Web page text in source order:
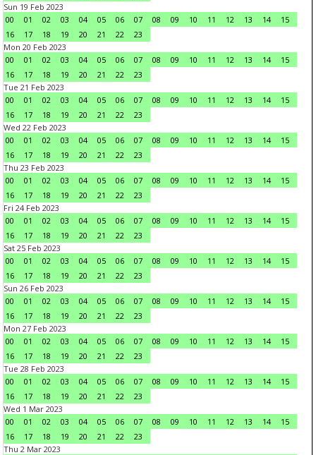
Sun 19 Feb 2023
00
01 02 03 04 05 06 07 08 09 10 11 12 13 14
15
16
17 18 19 20 21 22
23
Mon 20 Feb 2023
00
01 02 03 04 05 06 07 08 09 10 11 12 13 14
15
16
17 18 19 20 21 22
23
Tue 21 Feb 2023
00
01 02 03 04 05 06 07 08 09 10 11 12 13 14
15
16
17 18 19 20 21 22
23
Wed 22 Feb 2023
00
01 02 03 04 05 06 07 08 09 10 11 12 13 14
15
16
17 18 19 20 21 22
23
Thu 23 Feb 2023
00
01 02 03 04 05 06 07 08 09 10 11 12 13 14
15
16
17 18 19 20 21 22
23
Fri 24 Feb 2023
00
01 02 03 04 05 06 07 08 09 10 11 12 13 14
15
16
17 18 19 20 21 22
23
Sat 25 Feb 2023
00
01 02 03 04 05 06 07 08 09 10 11 12 13 14
15
16
17 18 19 20 21 22
23
Sun 26 Feb 2023
00
01 02 03 04 05 06 07 08 09 10 11 12 13 14
15
16
17 18 19 20 21 22
23
Mon 27 Feb 2023
00
01 02 03 04 05 06 07 08 09 10 11 12 13 14
15
16
17 18 19 20 21 22
23
Tue 28 Feb 2023
00
01 02 03 04 05 06 07 08 09 10 11 12 13 14
15
16
17 18 19 20 21 22
23
Wed 1 Mar 2023
00
01 02 03 04 05 06 07 08 09 10 11 12 13 14
15
16
17 18 19 20 21 22
23
Thu 2 Mar 2023